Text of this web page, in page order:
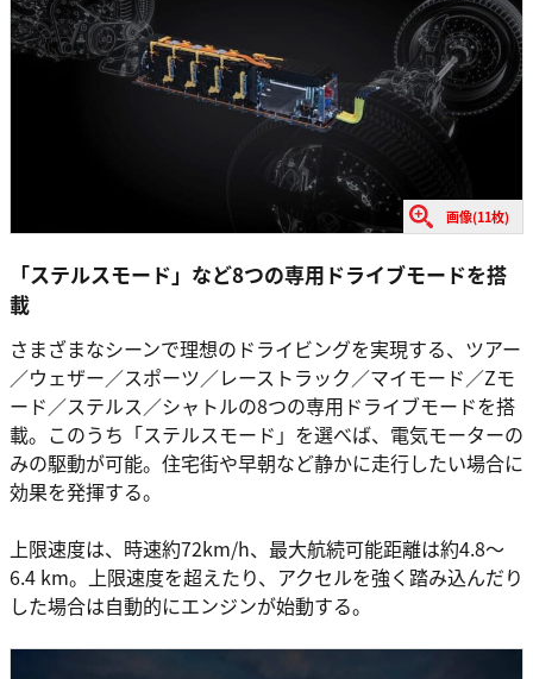
画像(11枚)
「ステルスモード」など8つの専用ドライブモードを搭
載
さまざまなシーンで理想のドライビングを実現する、ツアー
／ウェザー／スポーツ／レーストラック／マイモード／Zモ
ード／ステルス／シャトルの8つの専用ドライブモードを搭
載。このうち「ステルスモード」を選べば、電気モーターの
みの駆動が可能。住宅街や早朝など静かに走行したい場合に
効果を発揮する。
上限速度は、時速約72km/h、最大航続可能距離は約4.8～
6.4 km。上限速度を超えたり、アクセルを強く踏み込んだり
した場合は自動的にエンジンが始動する。